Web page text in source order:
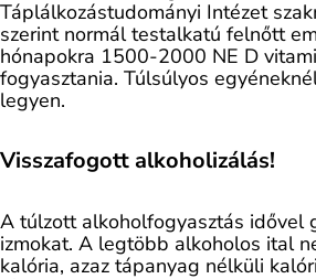
Táplálkozástudományi Intézet
szerint normál testalkatú felnőtt
hónapokra 1500-2000 NE D
fogyasztania. Túlsúlyos
legyen.
Visszafogott alkoholizálás!
A túlzott alkoholfogyasztás idővel
izmokat. A legtöbb alkoholos ital
kalória, azaz tápanyag nélküli